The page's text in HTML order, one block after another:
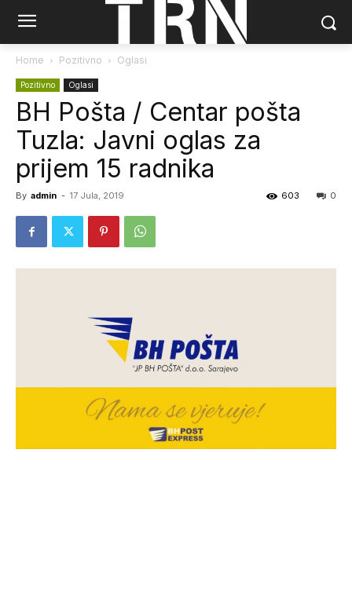
Home Pozitivno Oglasi
Pozitivno Oglasi
BH Pošta / Centar pošta
Tuzla: Javni oglas za
prijem 15 radnika
By admin - 17 Jula, 2019 0
603